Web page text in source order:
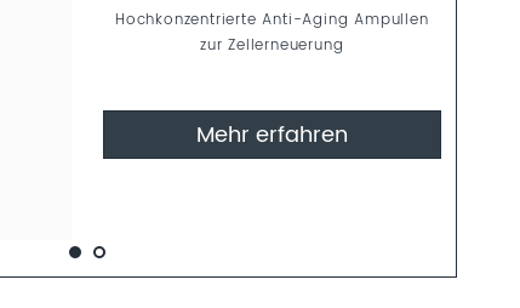
Hochkonzentrierte Anti-Aging Ampullen
zur Zellerneuerung
Mehr erfahren